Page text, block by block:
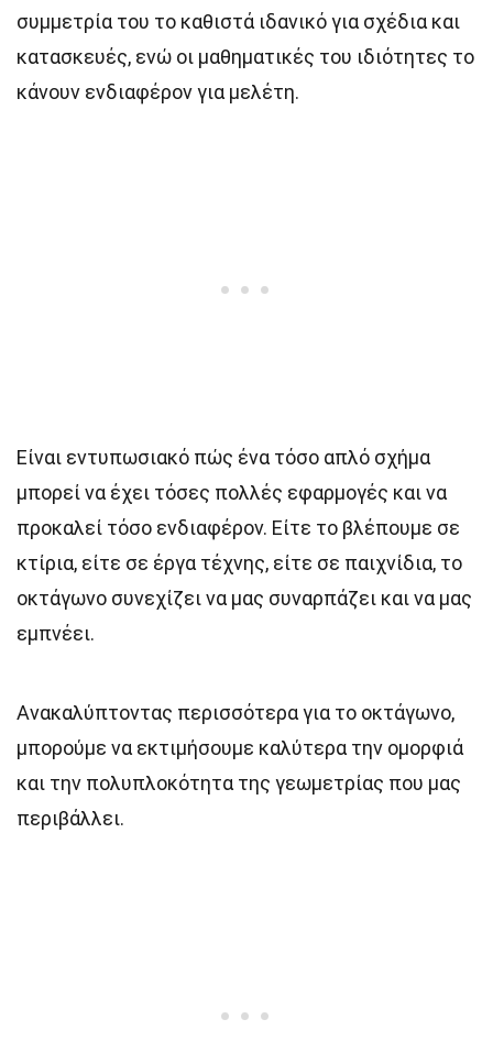
συμμετρία του το καθιστά ιδανικό για σχέδια και
κατασκευές, ενώ οι μαθηματικές του ιδιότητες το
κάνουν ενδιαφέρον για μελέτη.
Είναι εντυπωσιακό πώς ένα τόσο απλό σχήμα
μπορεί να έχει τόσες πολλές εφαρμογές και να
προκαλεί τόσο ενδιαφέρον. Είτε το βλέπουμε σε
κτίρια, είτε σε έργα τέχνης, είτε σε παιχνίδια, το
οκτάγωνο συνεχίζει να μας συναρπάζει και να μας
εμπνέει.
Ανακαλύπτοντας περισσότερα για το οκτάγωνο,
μπορούμε να εκτιμήσουμε καλύτερα την ομορφιά
και την πολυπλοκότητα της γεωμετρίας που μας
περιβάλλει.